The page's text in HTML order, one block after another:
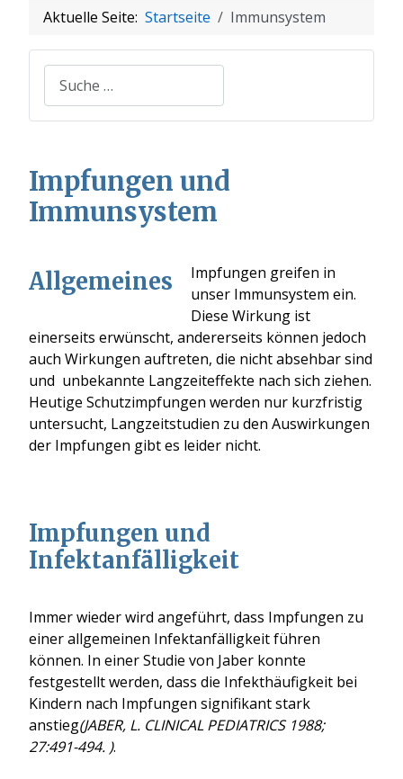
Aktuelle Seite: Startseite Immunsystem
Suchen
Impfungen und
Immunsystem
Allgemeines
Impfungen greifen in
unser Immunsystem ein.
Diese Wirkung ist
einerseits erwünscht, andererseits können jedoch
auch Wirkungen auftreten, die nicht absehbar sind
und unbekannte Langzeiteffekte nach sich ziehen.
Heutige Schutzimpfungen werden nur kurzfristig
untersucht, Langzeitstudien zu den Auswirkungen
der Impfungen gibt es leider nicht.
Impfungen und
Infektanfälligkeit
Immer wieder wird angeführt, dass Impfungen zu
einer allgemeinen Infektanfälligkeit führen
können. In einer Studie von Jaber konnte
festgestellt werden, dass die Infekthäufigkeit bei
Kindern nach Impfungen signifikant stark
anstieg(JABER, L. CLINICAL PEDIATRICS 1988;
27:491-494. ).